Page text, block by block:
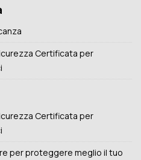
Certificata per
Certificata per
per proteggere meglio il tuo